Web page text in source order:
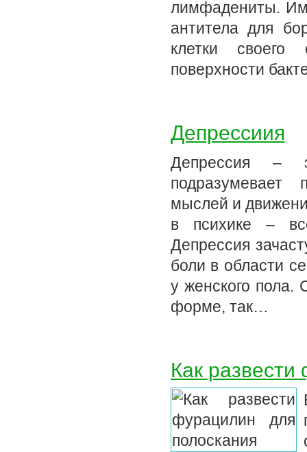
лимфадениты.
антитела для
клетки
поверхности
Депрессиия
Депрессия –
подразумевает
мыслей и
в психике –
Депрессия
боли в области
у женского пола.
форме, так…
Как